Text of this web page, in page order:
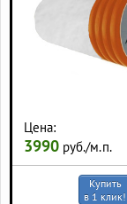
Цена:
3990 руб./м.п.
Купить
в 1 клик!